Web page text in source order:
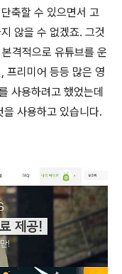
축할 수 있으면서 고
않을 수 없겠죠. 그것
격적으로 유튜브를 운
프리미어 등등 많은 영
사용하려고 했었는데
사용하고 있습니다.